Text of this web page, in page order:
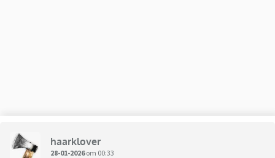
haarklover
28-01-2026om 00:33